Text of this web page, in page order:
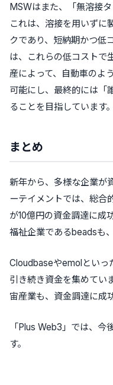
MSWはまた、 「無溶接タ
これは、溶接を用いずに
クであり、 短納期かつ低
は、これらの低コストで
産によって、自動車のよ
可能にし、最終的には「
ることを目指しています。
まとめ
新年から、多様な企業が
ーテイメントでは、総合
が10億円の資金調達に成
福祉企業であるbeadsも
Cloudbaseやemolといっ
引き続き資金を集めてい
宙産業も、資金調達に成
「Plus Web3」では、今
す。